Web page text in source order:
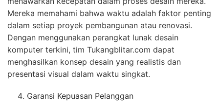
Mereka memahami bahwa waktu adalah faktor penting
dalam setiap proyek pembangunan atau renovasi.
Dengan menggunakan perangkat lunak desain
komputer terkini, tim Tukangblitar.com dapat
menghasilkan konsep desain yang realistis dan
presentasi visual dalam waktu singkat.
Garansi Kepuasan Pelanggan